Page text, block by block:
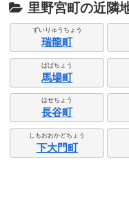
里野宮町の近隣
ずいりゅうちょう
瑞龍町
ばばちょう
馬場町
はせちょう
長谷町
しもおおかどちょう
下大門町